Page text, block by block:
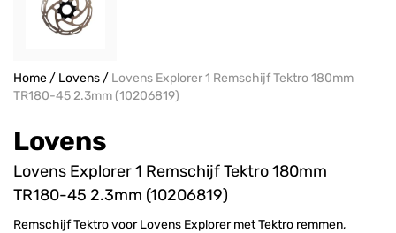
Home/ Lovens/ Lovens Explorer 1 Remschijf Tektro 180mm
TR180-45 2.3mm (10206819)
Lovens
Lovens Explorer 1 Remschijf Tektro 180mm
TR180-45 2.3mm (10206819)
Remschijf Tektro voor Lovens Explorer met Tektro remmen,